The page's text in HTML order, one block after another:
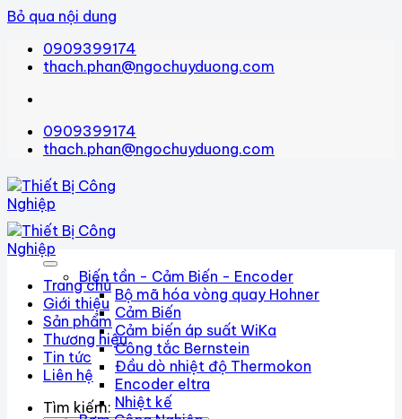
Bỏ qua nội dung
0909399174
thach.phan@ngochuyduong.com
0909399174
thach.phan@ngochuyduong.com
Trang chủ
Giới thiệu
Sản phẩm
Thương hiệu
Tin tức
Liên hệ
Tìm kiếm:
Biến tần - Cảm Biến - Encoder
Bộ mã hóa vòng quay Hohner
Cảm Biến
Cảm biến áp suất WiKa
Công tắc Bernstein
Đầu dò nhiệt độ Thermokon
Encoder eltra
Nhiệt kế